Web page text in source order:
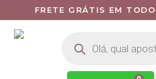
FRETE GRÁTIS EM